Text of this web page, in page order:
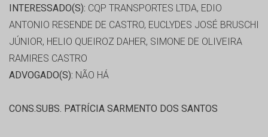
INTERESSADO(S): CQP TRANSPORTES LTDA, EDIO
ANTONIO RESENDE DE CASTRO, EUCLYDES JOSÉ BRUSCHI
JÚNIOR, HELIO QUEIROZ DAHER, SIMONE DE OLIVEIRA
RAMIRES CASTRO
ADVOGADO(S): NÃO HÁ
CONS.SUBS. PATRÍCIA SARMENTO DOS SANTOS